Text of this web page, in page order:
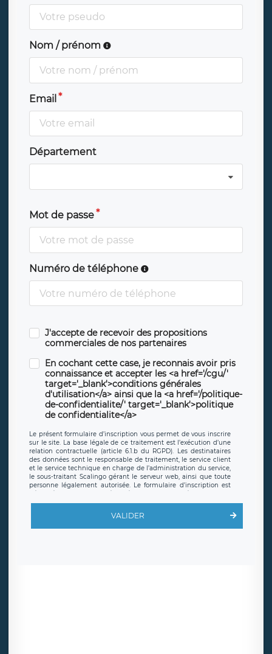
Nom / prénom
Email
Département
Mot de passe
Numéro de téléphone
J'accepte de recevoir des propositions
commerciales de nos partenaires
En cochant cette case, je reconnais avoir pris
connaissance et accepter les <a href='/cgu/'
target='_blank'>conditions générales
d'utilisation</a> ainsi que la <a href='/politique-
de-confidentialite/' target='_blank'>politique
de confidentialite</a>
Le présent formulaire d’inscription vous permet de vous inscrire
sur le site. La base légale de ce traitement est l’exécution d’une
relation contractuelle (article 6.1.b du RGPD). Les destinataires
des données sont le responsable de traitement, le service client
et le service technique en charge de l’administration du service,
le sous-traitant Scalingo gérant le serveur web, ainsi que toute
personne légalement autorisée. Le formulaire d’inscription est
offrant desclauses de protection conformes au RGPD. Les
en sollicite la suppression, étant entendu que vous pouvez
demander la suppression de vos données et retirer votre
VALIDER